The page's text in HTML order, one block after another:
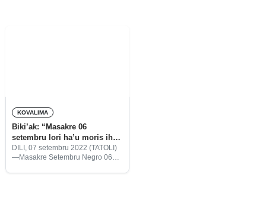
KOVALIMA
Biki’ak: “Masakre 06
setembru lori ha’u moris iha
infernu laran”
DILI, 07 setembru 2022 (TATOLI)
—Masakre Setembru Negro 06